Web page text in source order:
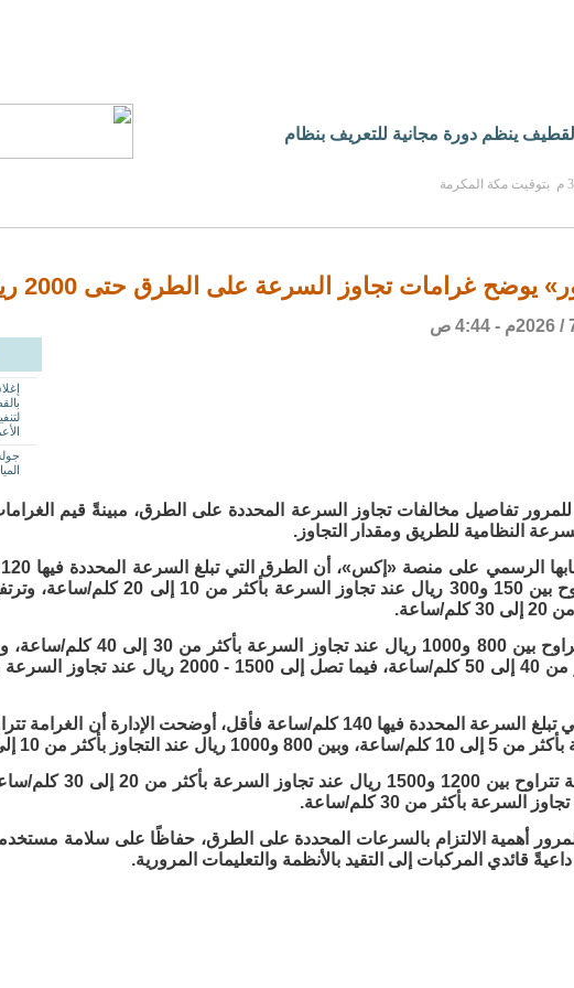
ينظم دورة مجانية للتعريف بنظام
يوضح غرامات تجاوز السرعة على الطرق حتى 2000 ريال
تفاصيل مخالفات تجاوز السرعة المحددة على الطرق، مبينةً قيم الغرامات
النظامية للطريق ومقدار التجاوز.
بأكثر من 10 إلى 20 كلم/ساعة.
وأشارت إلى أن الغرامة تتراوح بين
أهمية الالتزام بالسرعات المحددة على الطرق، حفاظًا على سلامة
قائدي المركبات إلى التقيد بالأنظمة والتعليمات المرورية.